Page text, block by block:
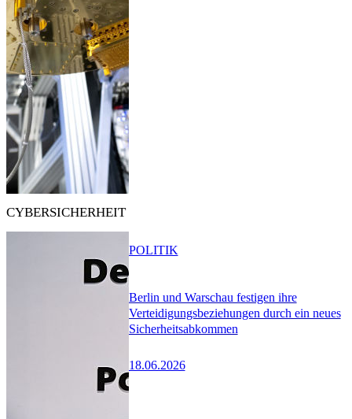
CYBERSICHERHEIT
Berlin und Warschau festigen ihre
Verteidigungsbeziehungen durch ein neues
Sicherheitsabkommen
18.06.2026
POLITIK